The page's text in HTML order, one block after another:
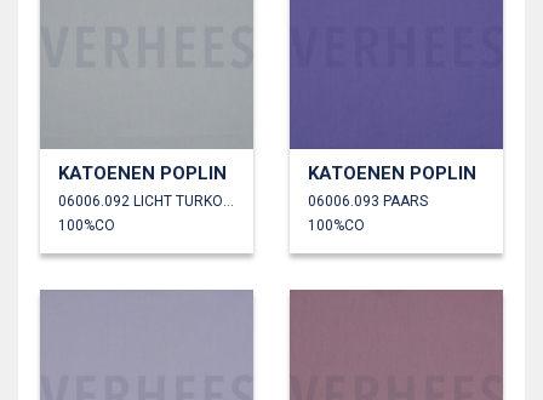
KATOENEN POPLIN
06006.092 LICHT TURKOISE
100%CO
KATOENEN POPLIN
06006.093 PAARS
100%CO